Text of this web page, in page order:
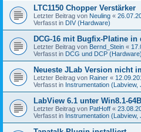
LTC1150 Chopper Verstärker
Letzter Beitrag von Neuling «
Verfasst in DIV (Hardware)
DCG-16 mit Bugfix-Platine
Letzter Beitrag von Bernd_Stein «
Verfasst in DCG und DCP (Hardware)
Neueste JLab Version nicht
Letzter Beitrag von Rainer «
Verfasst in Instrumentation (Labview,
LabView 6.1 unter Win8.1-
Letzter Beitrag von PatHoff «
Verfasst in Instrumentation (Labview,